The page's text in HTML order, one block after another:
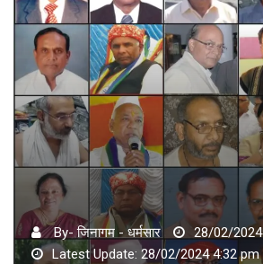
By- जिनागम - धर्मसार
28/02/2024
Latest Update: 28/02/2024 4:32 pm